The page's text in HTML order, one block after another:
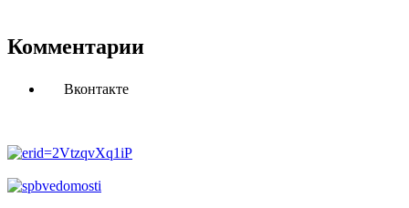
Комментарии
Вконтакте